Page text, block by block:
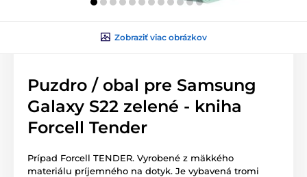
Zobraziť viac obrázkov
Puzdro / obal pre Samsung
Galaxy S22 zelené - kniha
Forcell Tender
Prípad Forcell TENDER. Vyrobené z mäkkého
materiálu príjemného na dotyk. Je vybavená tromi